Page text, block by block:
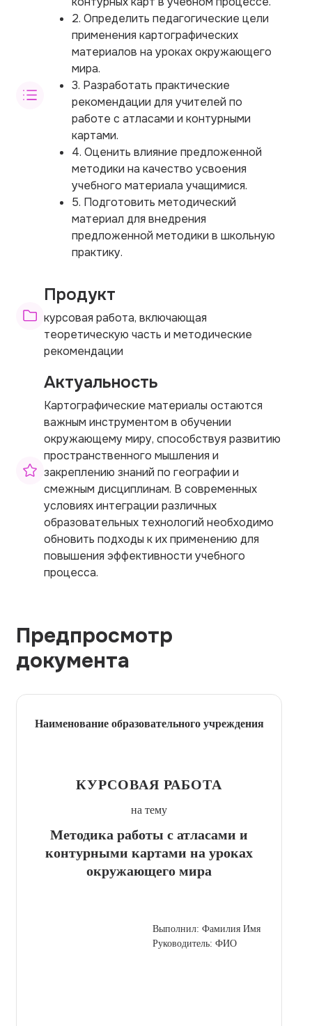
2. Определить педагогические цели
применения картографических
материалов на уроках окружающего
мира.
3. Разработать практические
рекомендации для учителей по
работе с атласами и контурными
картами.
4. Оценить влияние предложенной
методики на качество усвоения
учебного материала учащимися.
5. Подготовить методический
материал для внедрения
предложенной методики в школьную
практику.
Продукт
курсовая работа, включающая
теоретическую часть и методические
рекомендации
Актуальность
Картографические материалы остаются
важным инструментом в обучении
окружающему миру, способствуя развитию
пространственного мышления и
закреплению знаний по географии и
смежным дисциплинам. В современных
условиях интеграции различных
образовательных технологий необходимо
обновить подходы к их применению для
повышения эффективности учебного
процесса.
Предпросмотр
документа
Наименование образовательного учреждения
КУРСОВАЯ РАБОТА
на тему
Методика работы с атласами и
контурными картами на уроках
окружающего мира
Выполнил: Фамилия Имя
Руководитель: ФИО